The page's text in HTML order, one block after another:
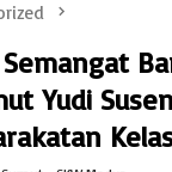
Yudi